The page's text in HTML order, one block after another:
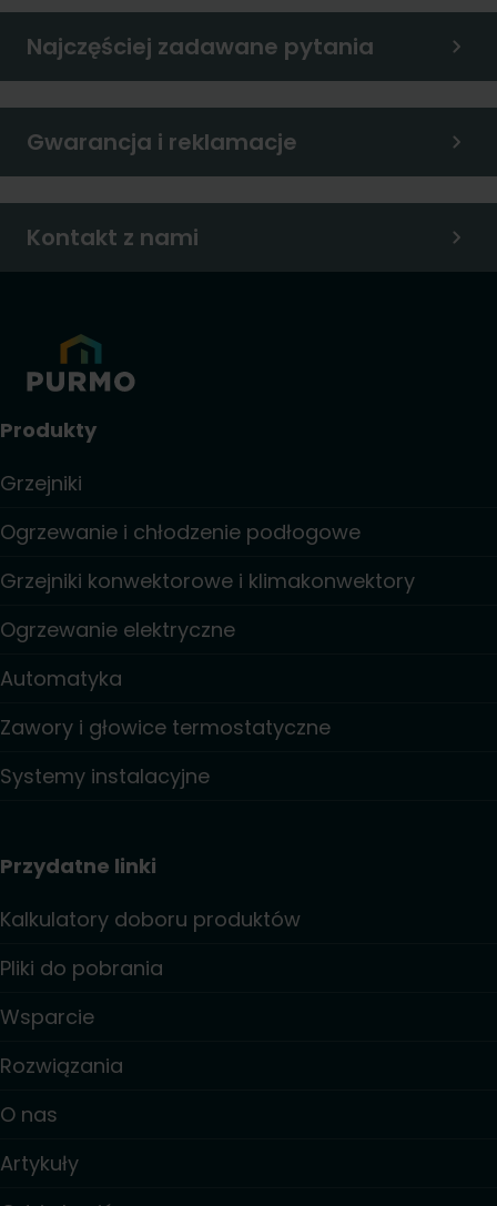
Najczęściej zadawane pytania
Gwarancja i reklamacje
Kontakt z nami
Produkty
Grzejniki
Ogrzewanie i chłodzenie podłogowe
Grzejniki konwektorowe i klimakonwektory
Ogrzewanie elektryczne
Automatyka
Zawory i głowice termostatyczne
Systemy instalacyjne
Przydatne linki
Kalkulatory doboru produktów
Pliki do pobrania
Wsparcie
Rozwiązania
O nas
Artykuły